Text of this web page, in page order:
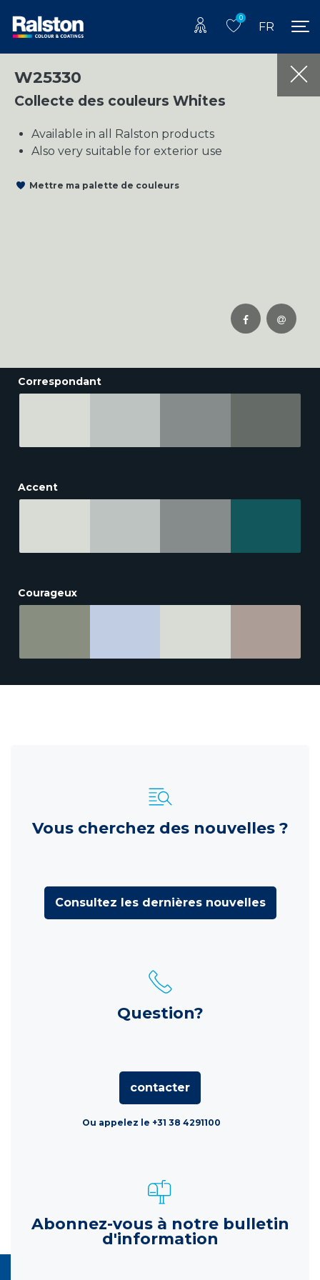
0
FR
W25330
Collecte des couleurs Whites
Available in all Ralston products
Also very suitable for exterior use
Mettre ma palette de couleurs
Correspondant
Accent
Courageux
Vous cherchez des nouvelles ?
Consultez les dernières nouvelles
Question?
contacter
Ou appelez le +31 38 4291100
Abonnez-vous à notre bulletin
d'information